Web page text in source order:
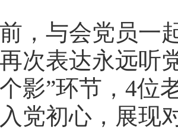
，与会党员一
次表达永远听
影”环节，4位
党初心，展现